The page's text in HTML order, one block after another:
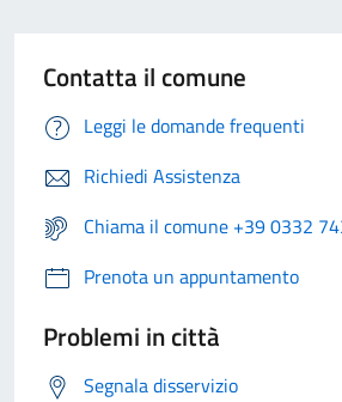
Contatta il comune
Leggi le domande frequenti
Richiedi Assistenza
Chiama il comune +39 0332
Prenota un appuntamento
Problemi in città
Segnala disservizio